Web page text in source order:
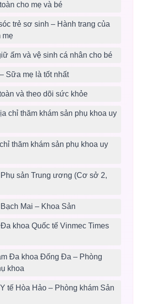
cho mẹ và bé
trẻ sơ sinh – Hành trang của
mẹ
ấm và vệ sinh cá nhân cho bé
Sữa mẹ là tốt nhất
và theo dõi sức khỏe
chỉ thăm khám sản phụ khoa uy
thăm khám sản phụ khoa uy
sản Trung ương (Cơ sở 2,
Mai – Khoa Sản
khoa Quốc tế Vinmec Times
Đa khoa Đống Đa – Phòng
khoa
tế Hòa Hảo – Phòng khám Sản